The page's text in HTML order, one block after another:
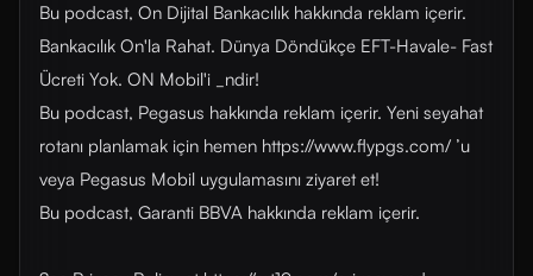
Bu podcast, On Dijital Bankacılık hakkında reklam içerir.
Bankacılık On'la Rahat. Dünya Döndükçe EFT-Havale- Fast
Ücreti Yok. ON Mobil'i _ndir!
Bu podcast, Pegasus hakkında reklam içerir. Yeni seyahat
rotanı planlamak için hemen https://www.flypgs.com/ ’u
veya Pegasus Mobil uygulamasını ziyaret et!
Bu podcast, Garanti BBVA hakkında reklam içerir.